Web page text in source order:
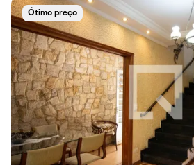
Ótimo preço